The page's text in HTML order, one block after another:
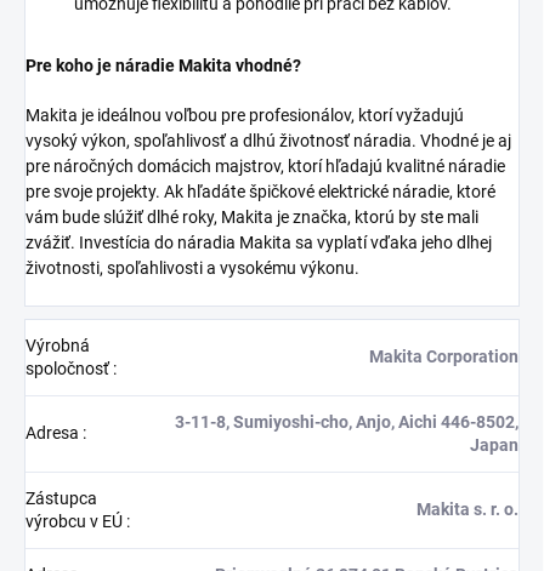
Pre koho je náradie Makita vhodné?
Makita je ideálnou voľbou pre profesionálov, ktorí vyžadujú
vysoký výkon, spoľahlivosť a dlhú životnosť náradia. Vhodné je aj
pre náročných domácich majstrov, ktorí hľadajú kvalitné náradie
pre svoje projekty. Ak hľadáte špičkové elektrické náradie, ktoré
vám bude slúžiť dlhé roky, Makita je značka, ktorú by ste mali
zvážiť. Investícia do náradia Makita sa vyplatí vďaka jeho dlhej
životnosti, spoľahlivosti a vysokému výkonu.
Výrobná
spoločnosť:
Makita Corporation
Adresa :
3-11-8, Sumiyoshi-cho, Anjo, Aichi 446-8502,
Japan
Zástupca
výrobcu v EÚ :
Makita s. r. o.